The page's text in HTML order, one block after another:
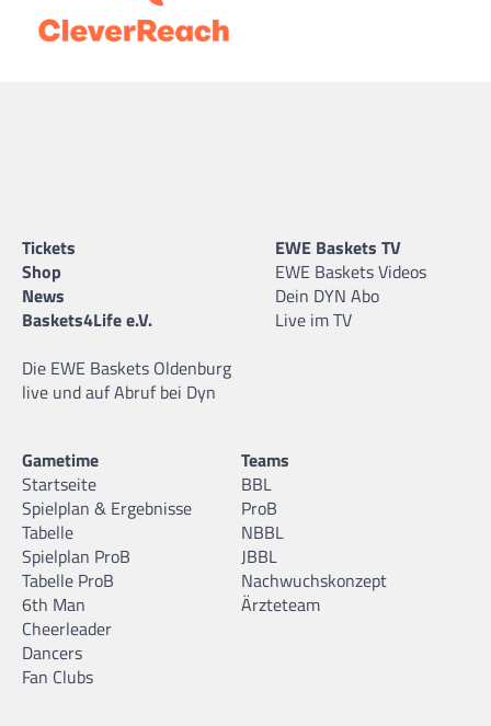
Tickets
Shop
News
Baskets4Life e.V.
Die EWE Baskets Oldenburg
live und auf Abruf bei Dyn
EWE Baskets TV
EWE Baskets Videos
Dein DYN Abo
Live im TV
Gametime
Startseite
Spielplan & Ergebnisse
Tabelle
Spielplan ProB
Tabelle ProB
6th Man
Cheerleader
Dancers
Fan Clubs
Teams
BBL
ProB
NBBL
JBBL
Nachwuchskonzept
Ärzteteam